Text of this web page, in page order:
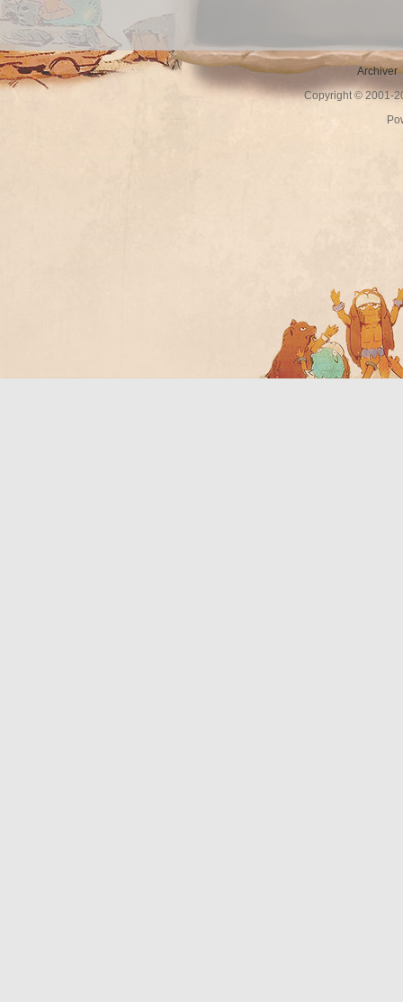
Archiver
Copyright © 2001-